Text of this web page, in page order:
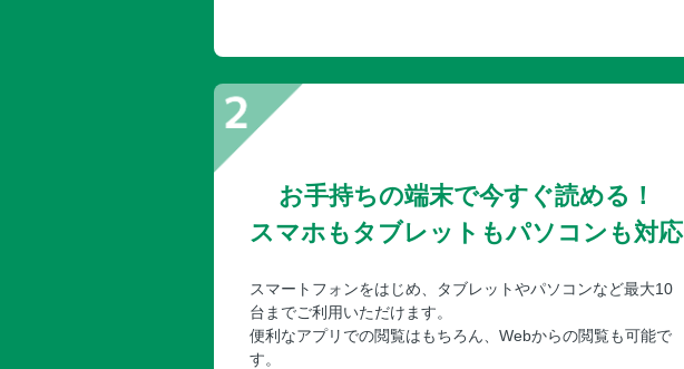
お手持ちの端末で今すぐ読める！
スマホもタブレットもパソコンも対応
スマートフォンをはじめ、タブレットやパソコンなど最大10
台までご利用いただけます。
便利なアプリでの閲覧はもちろん、Webからの閲覧も可能で
す。